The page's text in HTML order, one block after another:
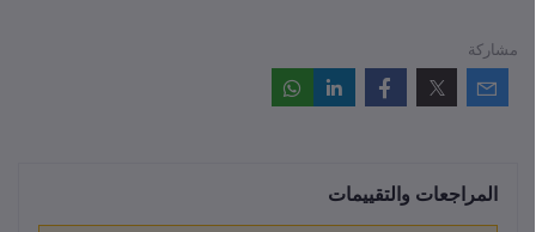
مشاركة
المراجعات والتقييمات